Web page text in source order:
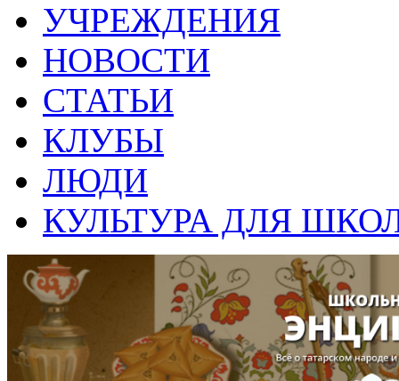
УЧРЕЖДЕНИЯ
НОВОСТИ
СТАТЬИ
КЛУБЫ
ЛЮДИ
КУЛЬТУРА ДЛЯ